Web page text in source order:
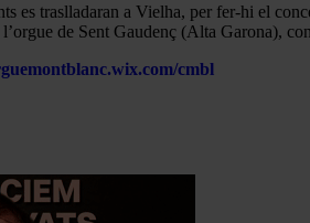
es traslladaran a Vielha, per fer-hi el
de Sent Gaudenç (Alta Garona),
cmbl